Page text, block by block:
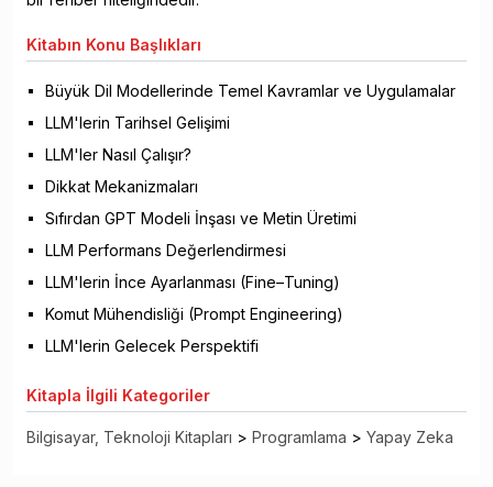
Kitabın Konu Başlıkları
Büyük Dil Modellerinde Temel Kavramlar ve Uygulamalar
LLM'lerin Tarihsel Gelişimi
LLM'ler Nasıl Çalışır?
Dikkat Mekanizmaları
Sıfırdan GPT Modeli İnşası ve Metin Üretimi
LLM Performans Değerlendirmesi
LLM'lerin İnce Ayarlanması (Fine–Tuning)
Komut Mühendisliği (Prompt Engineering)
LLM'lerin Gelecek Perspektifi
Kitapla İlgili Kategoriler
Bilgisayar, Teknoloji Kitapları > Programlama > Yapay Zeka